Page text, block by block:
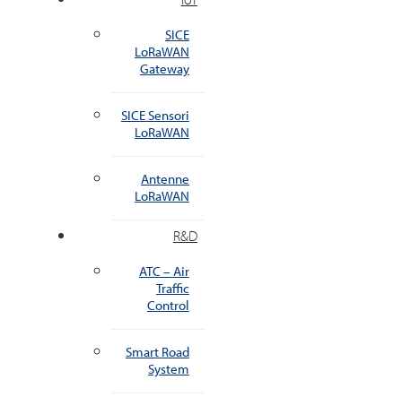
SICE
LoRaWAN
Gateway
SICE Sensori
LoRaWAN
Antenne
LoRaWAN
R&D
ATC – Air
Traffic
Control
Smart Road
System